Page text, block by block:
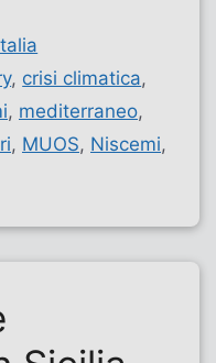
, crisi climatica,
, mediterraneo,
, MUOS, Niscemi,